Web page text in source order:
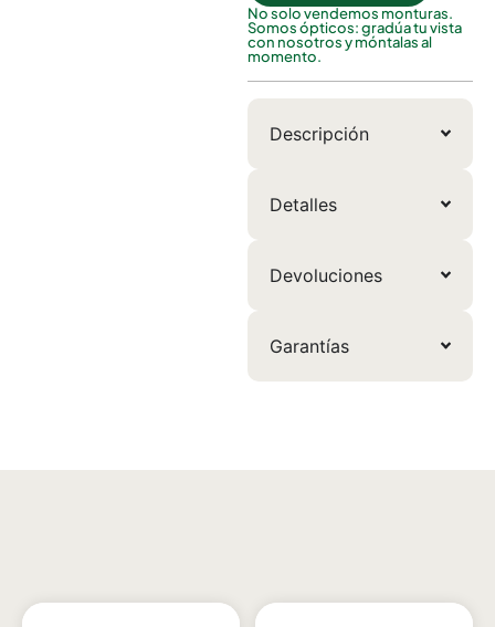
No solo vendemos monturas.
Somos ópticos: gradúa tu vista
con nosotros y móntalas al
momento.
Descripción
Detalles
Devoluciones
Garantías